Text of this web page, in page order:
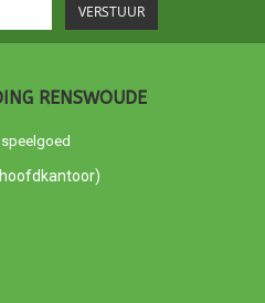
VERSTUUR
RENSWOUDE